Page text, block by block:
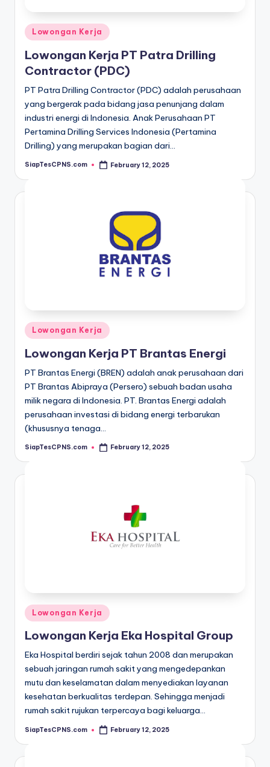
Posted
Lowongan Kerja
Lowongan Kerja PT Patra Drilling
Contractor (PDC)
PT Patra Drilling Contractor (PDC) adalah perusahaan
yang bergerak pada bidang jasa penunjang dalam
industri energi di Indonesia. Anak Perusahaan PT
Pertamina Drilling Services Indonesia (Pertamina
Drilling) yang merupakan bagian dari…
Posted
SiapTesCPNS.com February 12, 2025
Posted
in
Lowongan Kerja
Lowongan Kerja PT Brantas Energi
PT Brantas Energi (BREN) adalah anak perusahaan dari
PT Brantas Abipraya (Persero) sebuah badan usaha
milik negara di Indonesia. PT. Brantas Energi adalah
perusahaan investasi di bidang energi terbarukan
(khususnya tenaga…
Posted
SiapTesCPNS.com February 12, 2025
Posted
in
Lowongan Kerja
Lowongan Kerja Eka Hospital Group
Eka Hospital berdiri sejak tahun 2008 dan merupakan
sebuah jaringan rumah sakit yang mengedepankan
mutu dan keselamatan dalam menyediakan layanan
kesehatan berkualitas terdepan. Sehingga menjadi
rumah sakit rujukan terpercaya bagi keluarga…
Posted
SiapTesCPNS.com February 12, 2025